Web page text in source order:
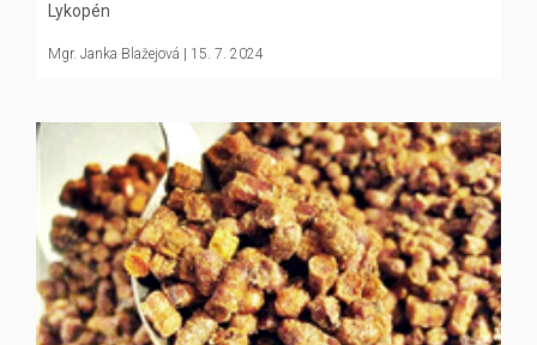
Lykopén
Mgr. Janka Blažejová | 15. 7. 2024